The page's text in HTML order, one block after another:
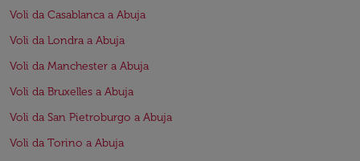
Voli da Casablanca a Abuja
Voli da Londra a Abuja
Voli da Manchester a Abuja
Voli da Bruxelles a Abuja
Voli da San Pietroburgo a Abuja
Voli da Torino a Abuja